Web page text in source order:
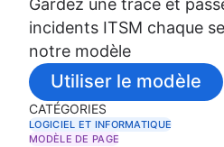
incidents ITSM chaque
notre modèle
Utiliser le modèle
CATÉGORIES
LOGICIEL ET INFORMATIQUE
MODÈLE DE PAGE